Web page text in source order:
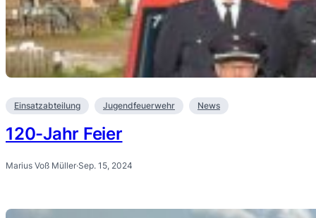
Einsatzabteilung Jugendfeuerwehr News
120-Jahr Feier
Marius Voß Müller·Sep. 15, 2024